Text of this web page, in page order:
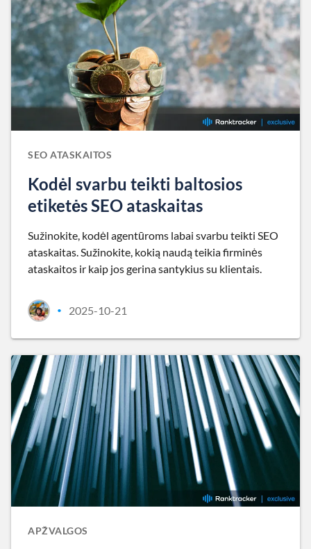
SEO ATASKAITOS
Kodėl svarbu teikti baltosios
etiketės SEO ataskaitas
Sužinokite, kodėl agentūroms labai svarbu teikti SEO
ataskaitas. Sužinokite, kokią naudą teikia firminės
ataskaitos ir kaip jos gerina santykius su klientais.
• 2025-10-21
APŽVALGOS